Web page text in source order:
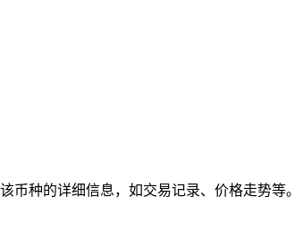
币种的详细信息，如交易记录、价格走势等。